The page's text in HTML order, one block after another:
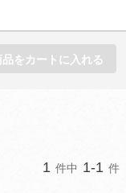
をカートに入れる
1 件中 1-1 件